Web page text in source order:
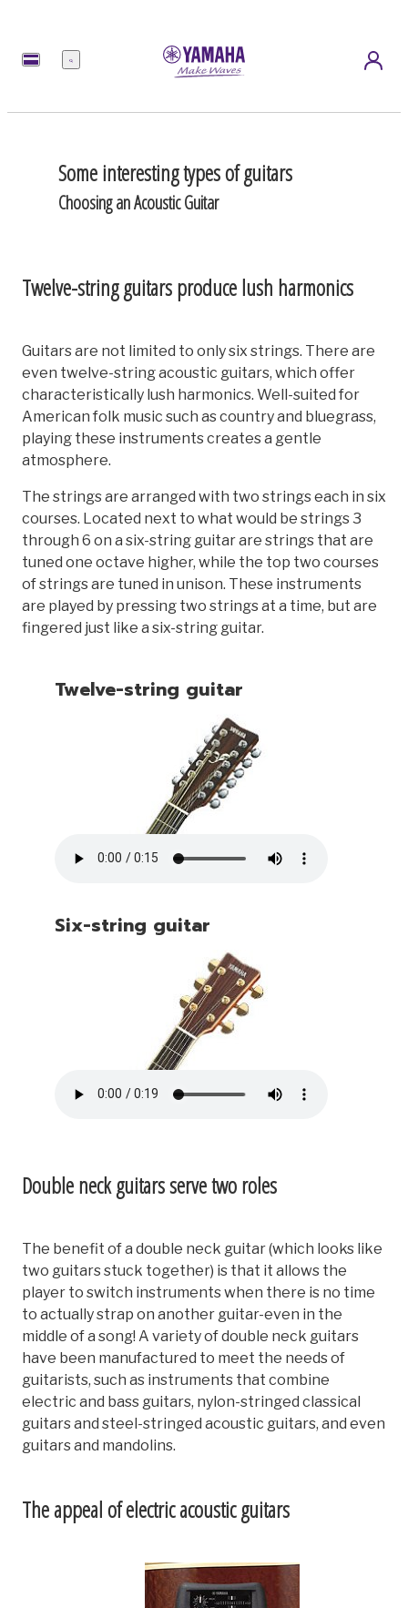
เมนู
Some interesting types of guitars
Choosing an Acoustic Guitar
Twelve-string guitars produce lush harmonics
Guitars are not limited to only six strings. There are
even twelve-string acoustic guitars, which offer
characteristically lush harmonics. Well-suited for
American folk music such as country and bluegrass,
playing these instruments creates a gentle
atmosphere.
The strings are arranged with two strings each in six
courses. Located next to what would be strings 3
through 6 on a six-string guitar are strings that are
tuned one octave higher, while the top two courses
of strings are tuned in unison. These instruments
are played by pressing two strings at a time, but are
fingered just like a six-string guitar.
Twelve-string guitar
Six-string guitar
Double neck guitars serve two roles
The benefit of a double neck guitar (which looks like
two guitars stuck together) is that it allows the
player to switch instruments when there is no time
to actually strap on another guitar-even in the
middle of a song! A variety of double neck guitars
have been manufactured to meet the needs of
guitarists, such as instruments that combine
electric and bass guitars, nylon-stringed classical
guitars and steel-stringed acoustic guitars, and even
guitars and mandolins.
The appeal of electric acoustic guitars